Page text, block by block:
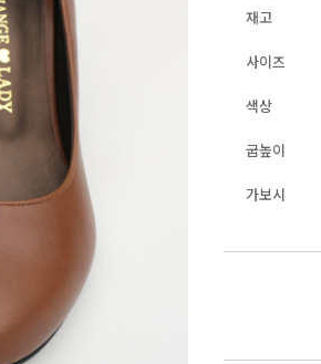
재고
사이즈
색상
굽높이
가보시